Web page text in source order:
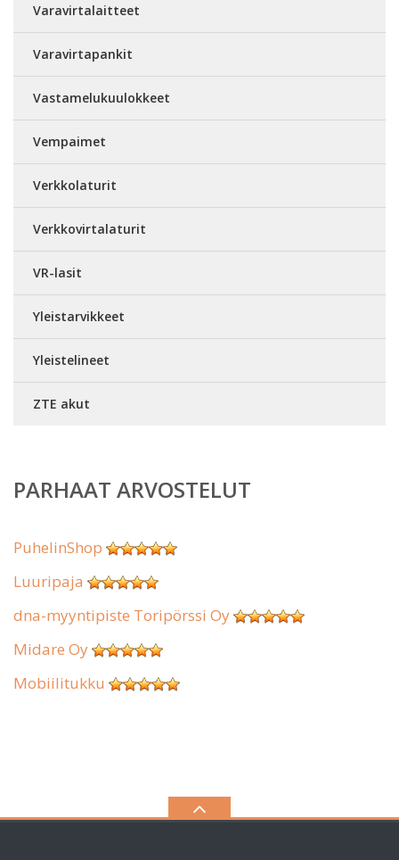
Varavirtalaitteet
Varavirtapankit
Vastamelukuulokkeet
Vempaimet
Verkkolaturit
Verkkovirtalaturit
VR-lasit
Yleistarvikkeet
Yleistelineet
ZTE akut
PARHAAT ARVOSTELUT
PuhelinShop
Luuripaja
dna-myyntipiste Toripörssi Oy
Midare Oy
Mobiilitukku